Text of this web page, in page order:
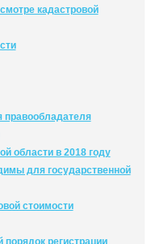
кадастровой
правообладателя
области в 2018 году
для государственной
стоимости
регистрации